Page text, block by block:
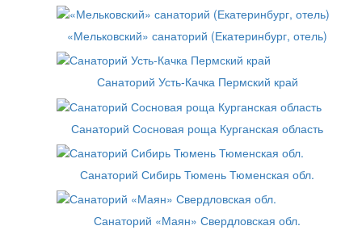
«Мельковский» санаторий (Екатеринбург, отель)
Санаторий Усть-Качка Пермский край
Санаторий Сосновая роща Курганская область
Санаторий Сибирь Тюмень Тюменская обл.
Санаторий «Маян» Свердловская обл.